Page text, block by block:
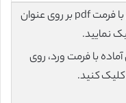
برای دانلود رایگان مقاله انگلیسی با فرمت pdf بر روی عنوان
نمایید.
با فرمت ورد، روی
کنید.